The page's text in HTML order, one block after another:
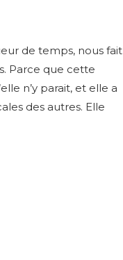
de temps, nous fait
Parce que cette
n’y parait, et elle a
des autres. Elle